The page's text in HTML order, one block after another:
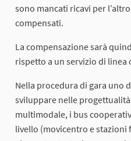
sono mancati ricavi per
compensati.
La compensazione sarà
rispetto a un servizio di linea
Nella procedura di gara uno
sviluppare nelle
multimodale, i bus
livello (movicentro e